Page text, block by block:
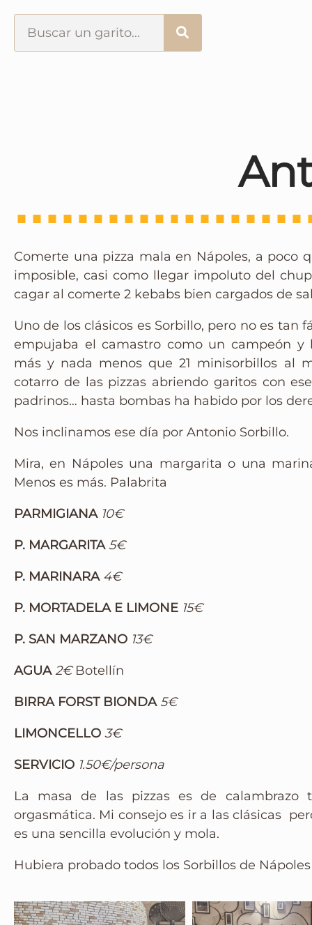
Todos los garitos
Se me apetece…
Por el mundo
Contactar
Instagram
Comerte una pizza mala en Nápoles, a poco
imposible, casi como llegar impoluto del
cagar al comerte 2 kebabs bien cargados de
Uno de los clásicos es Sorbillo, pero no es tan
empujaba el camastro como un campeón y
más y nada menos que 21 minisorbillos al
cotarro de las pizzas abriendo garitos con
padrinos… hasta bombas ha habido por los
Nos inclinamos ese día por Antonio Sorbillo.
Mira, en Nápoles una margarita o una
Menos es más. Palabrita
PARMIGIANA 10€
P. MARGARITA 5€
P. MARINARA 4€
P. MORTADELA E LIMONE 15€
P. SAN MARZANO 13€
AGUA2€Botellín
BIRRA FORST BIONDA 5€
LIMONCELLO 3€
SERVICIO 1.50€/persona
La masa de las pizzas es de
orgasmática. Mi consejo es ir a las clásicas
es una sencilla evolución y mola.
Hubiera probado todos los Sorbillos de